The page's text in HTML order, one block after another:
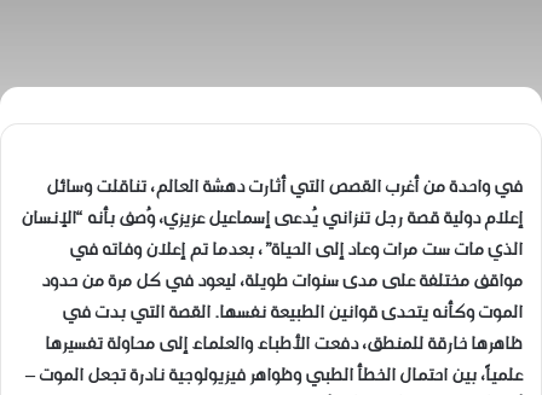
في واحدة من أغرب القصص التي أثارت دهشة العالم، تناقلت وسائل
إعلام دولية قصة رجل تنزاني يُدعى إسماعيل عزيزي، وُصف بأنه “الإنسان
الذي مات ست مرات وعاد إلى الحياة”، بعدما تم إعلان وفاته في
مواقف مختلفة على مدى سنوات طويلة، ليعود في كل مرة من حدود
الموت وكأنه يتحدى قوانين الطبيعة نفسها. القصة التي بدت في
ظاهرها خارقة للمنطق، دفعت الأطباء والعلماء إلى محاولة تفسيرها
علمياً، بين احتمال الخطأ الطبي وظواهر فيزيولوجية نادرة تجعل الموت –